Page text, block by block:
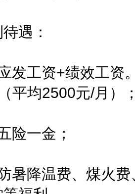
遇：
工资+绩效工资。
平均2500元/月）
一金；
降温费、煤火费